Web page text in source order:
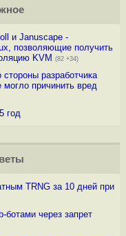
и Januscape -
позволяющие получить
KVM
(82 +34)
разработчика
могло причинить вред
год
TRNG за 10 дней при
ботами через запрет